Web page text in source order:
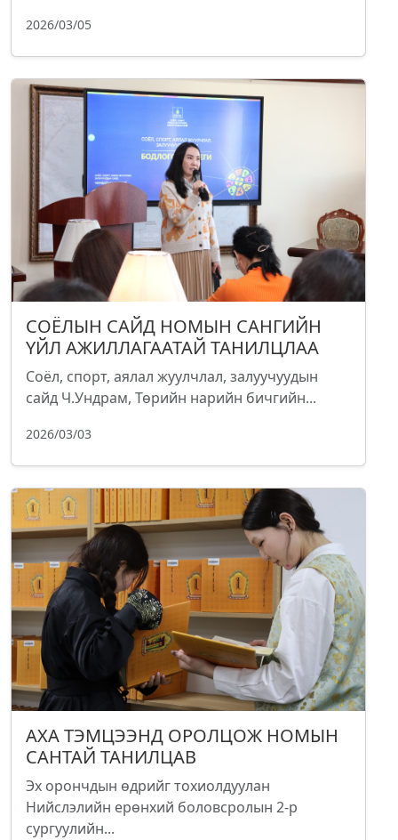
2026/03/05
СОЁЛЫН САЙД НОМЫН САНГИЙН
ҮЙЛ АЖИЛЛАГААТАЙ ТАНИЛЦЛАА
Соёл, спорт, аялал жуулчлал, залуучуудын
сайд Ч.Ундрам, Төрийн нарийн бичгийн...
2026/03/03
АХА ТЭМЦЭЭНД ОРОЛЦОЖ НОМЫН
САНТАЙ ТАНИЛЦАВ
Эх орончдын өдрийг тохиолдуулан
Нийслэлийн ерөнхий боловсролын 2-р
сургуулийн...